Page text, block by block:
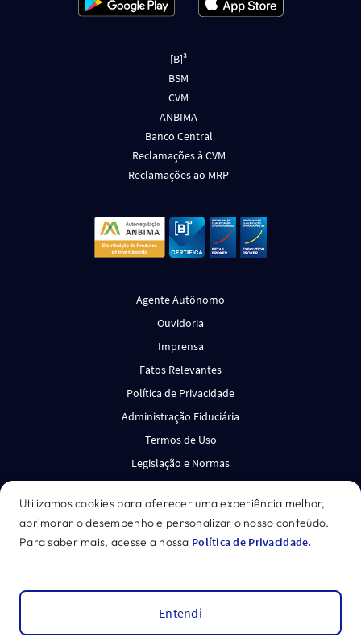
Utilizamos cookies para oferecer uma experiência melhor,
aprimorar o desempenho e personalizar o nosso conteúdo.
Para saber mais, acesse a nossa Política de Privacidade.
Entendi
Recomendações
[B]³
BSM
CVM
ANBIMA
Banco Central
Reclamações à CVM
Reclamações ao MRP
Agente Autônomo
Ouvidoria
Imprensa
Fatos Relevantes
Política de Privacidade
Administração Fiduciária
Termos de Uso
Legislação e Normas
*Acesse o disclaimer.
©2026Genial